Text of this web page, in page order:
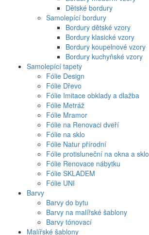
Dětské bordury
Samolepící bordury
Bordury dětské vzory
Bordury klasické vzory
Bordury koupelnové vzory
Bordury kuchyňské vzory
Samolepící tapety
Fólie Design
Fólie Dřevo
Fólie Imitace obklady a dlažba
Fólie Metráž
Fólie Mramor
Fólie na Renovaci dveří
Fólie na sklo
Fólie Natur přírodní
Fólie protisluneční na okna a sklo
Fólie Renovace nábytku
Fólie SKLADEM
Fólie UNI
Barvy
Barvy do bytu
Barvy na malířské šablony
Barvy tónovací
Malířské šablony